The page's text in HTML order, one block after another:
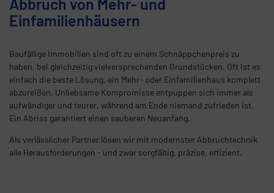
Abbruch von Mehr- und
Einfamilienhäusern
Baufällige Immobilien sind oft zu einem Schnäppchenpreis zu
haben, bei gleichzeitig vielversprechenden Grundstücken. Oft ist es
einfach die beste Lösung, ein Mehr- oder Einfamilienhaus komplett
abzureißen. Unliebsame Kompromisse entpuppen sich immer als
aufwändiger und teurer, während am Ende niemand zufrieden ist.
Ein Abriss garantiert einen sauberen Neuanfang.
Als verlässlicher Partner lösen wir mit modernster Abbruchtechnik
alle Herausforderungen - und zwar sorgfältig, präzise, effizient.